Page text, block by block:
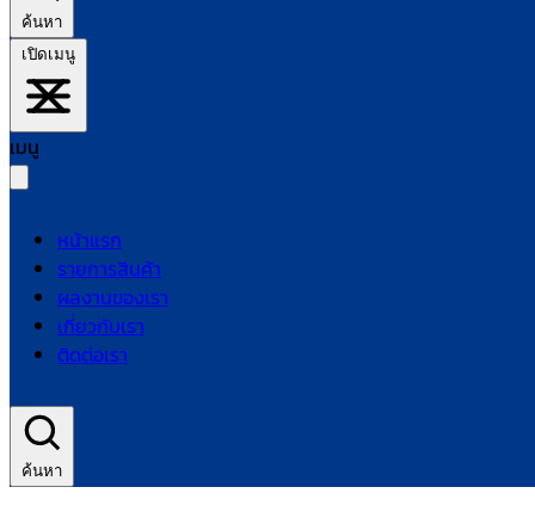
ค้นหา
เปิดเมนู
เมนู
หน้าแรก
รายการสินค้า
ผลงานของเรา
เกี่ยวกับเรา
ติดต่อเรา
ค้นหา